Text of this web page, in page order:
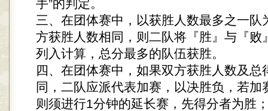
手”的判定。
三、在团体赛中，以获胜人数最多之一队
方获胜人数相同，则二队将『胜』与『败
列入计算，总分最多的队伍获胜。
四、在团体赛中，如果双方获胜人数及总
同，二队应派代表加赛，以决胜负，若加
则须进行1分钟的延长赛，先得分者为胜